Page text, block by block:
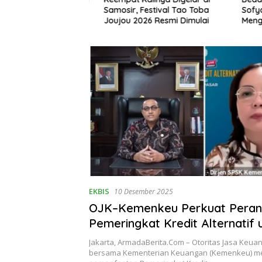
Samosir, Festival Tao Toba
Joujou 2026 Resmi Dimulai
Sofyan
EKBIS 10 Desember 2025
OJK–Kemenkeu Perkuat Peran
Pemeringkat Kredit Alternatif
Dorong Inklusi Pembiayaan
Jakarta, ArmadaBerita.Com – Otoritas Jasa
bersama Kementerian Keuangan (Kemenkeu)